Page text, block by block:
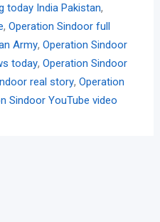
today India Pakistan,
, Operation Sindoor full
Army, Operation Sindoor
today, Operation Sindoor
real story, Operation
Sindoor YouTube video